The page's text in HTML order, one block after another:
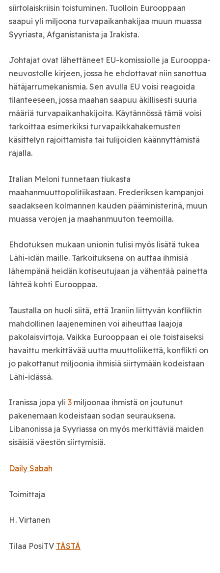
siirtolaiskriisin toistuminen. Tuolloin Eurooppaan
saapui yli miljoona turvapaikanhakijaa muun muassa
Syyriasta, Afganistanista ja Irakista.
Johtajat ovat lähettäneet EU-komissiolle ja Eurooppa-
neuvostolle kirjeen, jossa he ehdottavat niin sanottua
hätäjarrumekanismia. Sen avulla EU voisi reagoida
tilanteeseen, jossa maahan saapuu äkillisesti suuria
määriä turvapaikanhakijoita. Käytännössä tämä voisi
tarkoittaa esimerkiksi turvapaikkahakemusten
käsittelyn rajoittamista tai tulijoiden käännyttämistä
rajalla.
Italian Meloni tunnetaan tiukasta
maahanmuuttopolitiikastaan. Frederiksen kampanjoi
saadakseen kolmannen kauden pääministerinä, muun
muassa verojen ja maahanmuuton teemoilla.
Ehdotuksen mukaan unionin tulisi myös lisätä tukea
Lähi-idän maille. Tarkoituksena on auttaa ihmisiä
lähempänä heidän kotiseutujaan ja vähentää painetta
lähteä kohti Eurooppaa.
Taustalla on huoli siitä, että Iraniin liittyvän konfliktin
mahdollinen laajeneminen voi aiheuttaa laajoja
pakolaisvirtoja. Vaikka Eurooppaan ei ole toistaiseksi
havaittu merkittävää uutta muuttoliikettä, konflikti on
jo pakottanut miljoonia ihmisiä siirtymään kodeistaan
Lähi-idässä.
Iranissa jopa yli 3miljoonaa ihmistä on joutunut
pakenemaan kodeistaan sodan seurauksena.
Libanonissa ja Syyriassa on myös merkittäviä maiden
sisäisiä väestön siirtymisiä.
Daily Sabah
Toimittaja
H. Virtanen
Tilaa PosiTV TÄSTÄ